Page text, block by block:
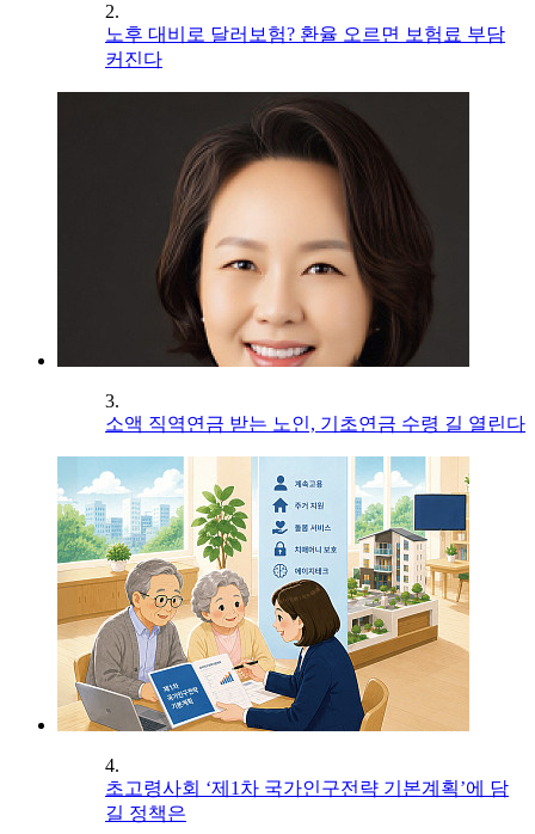
2.
노후 대비로 달러보험? 환율 오르면 보험료 부담
커진다
3.
소액 직역연금 받는 노인, 기초연금 수령 길 열린다
4.
초고령사회 ‘제1차 국가인구전략 기본계획’에 담
길 정책은